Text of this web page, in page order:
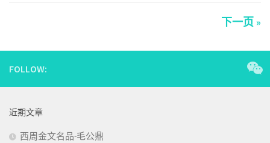
下一页 »
FOLLOW:
近期文章
西周金文名品-毛公鼎